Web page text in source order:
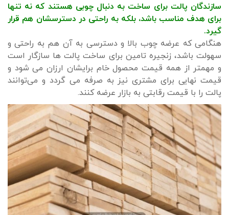
سازندگان پالت برای ساخت به دنبال چوبی هستند که نه تنها
برای هدف مناسب باشد، بلکه به راحتی در دسترسشان هم قرار
گیرد.
هنگامی که عرضه چوب بالا و دسترسی به آن هم به راحتی و
سهولت باشد، زنجیره تامین برای ساخت پالت ها سازگار است
و مهمتر از همه قیمت محصول خام برایشان ارزان می شود و
قیمت نهایی برای مشتری نیز به صرفه می گردد و می‌توانند
پالت را با قیمت رقابتی به بازار عرضه کنند.